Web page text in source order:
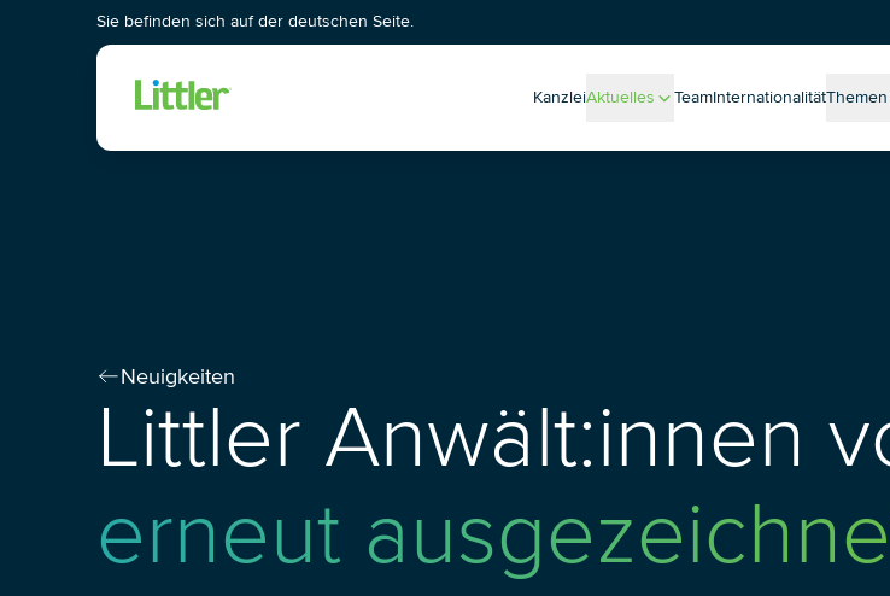
Sie befinden sich auf der deutschen Seite.
KanzleiAktuelles TeamInternationalitätThemen
Legal-Tech-Einsatz bei
Health
Neuigkeiten
Littler Anwält:innen
erneut